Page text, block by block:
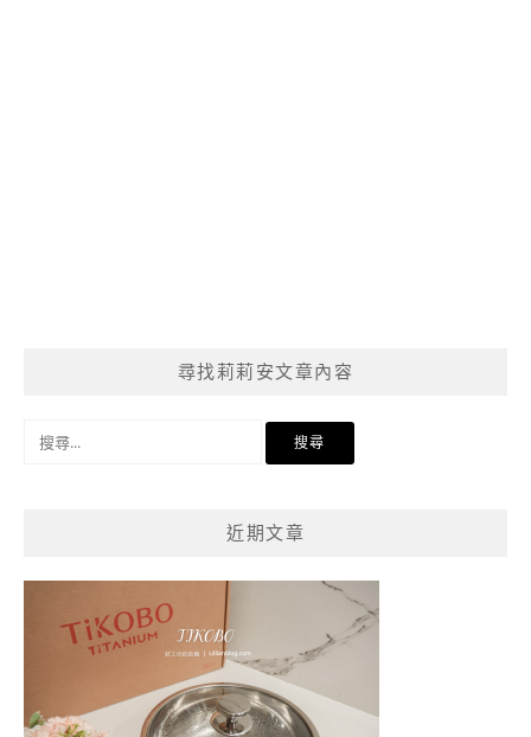
尋找莉莉安文章內容
近期文章